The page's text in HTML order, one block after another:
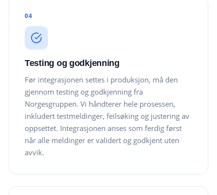
04
Testing og godkjenning
Før integrasjonen settes i produksjon, må den
gjennom testing og godkjenning fra
Norgesgruppen. Vi håndterer hele prosessen,
inkludert testmeldinger, feilsøking og justering av
oppsettet. Integrasjonen anses som ferdig først
når alle meldinger er validert og godkjent uten
avvik.